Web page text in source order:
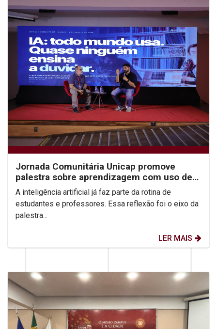
Jornada Comunitária Unicap promove
palestra sobre aprendizagem com uso de
IA
A inteligência artificial já faz parte da rotina de
estudantes e professores. Essa reflexão foi o eixo da
palestra...
LER MAIS